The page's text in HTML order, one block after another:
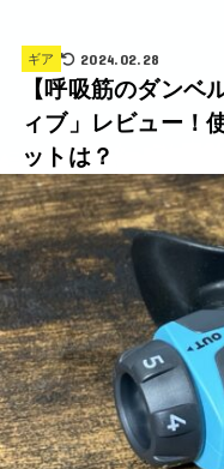
ギア 2024.02.28
【呼吸筋のダンベ
ィブ」レビュー！
ットは？